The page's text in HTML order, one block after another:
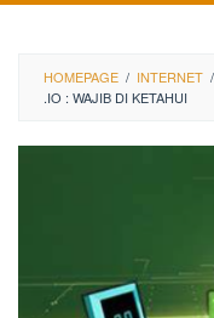
HOMEPAGE / INTERNET /
.IO : WAJIB DI KETAHUI